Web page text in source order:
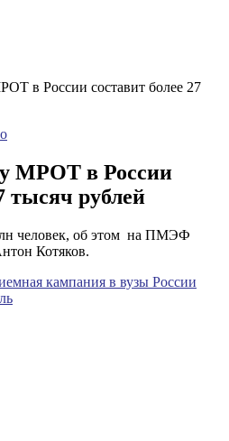
в России составит более 27
МРОТ в России
тысяч рублей
человек, об этом на ПМЭФ
Котяков.
кампания в вузы России